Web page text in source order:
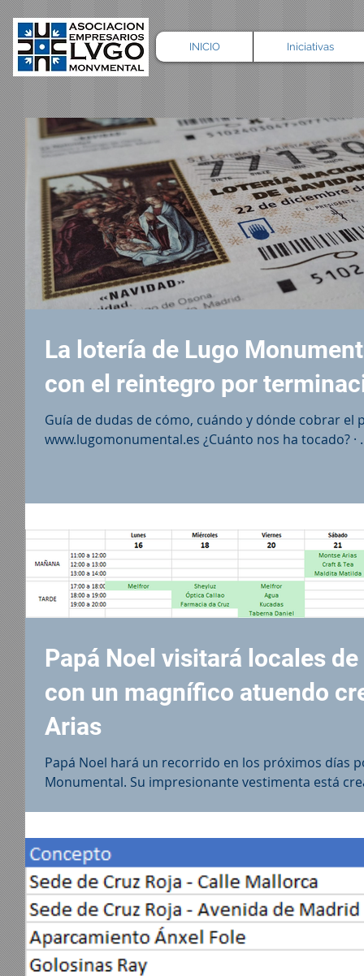
INICIO Iniciativas
La lotería de Lugo
con el reintegro por
Guía de dudas de cómo, cuándo y dónde cobrar
Papá Noel visitará locales
con un magnífico atuendo
Arias
Papá Noel hará un recorrido en los próximos días
Monumental. Su impresionante vestimenta está